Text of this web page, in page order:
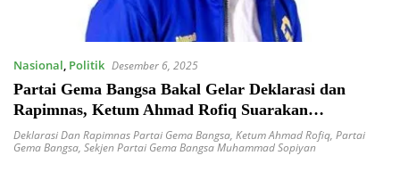
Nasional, Politik Desember 6, 2025
Partai Gema Bangsa Bakal Gelar Deklarasi dan
Rapimnas, Ketum Ahmad Rofiq Suarakan
Desentralisasi Politik
Deklarasi Dan Rapimnas Partai Gema Bangsa, Ketum Ahmad Rofiq, Partai
Gema Bangsa, Sekjen Partai Gema Bangsa Muhammad Sopiyan